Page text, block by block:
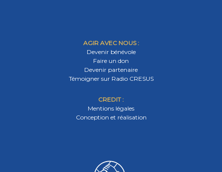
AGIR AVEC NOUS :
Devenir bénévole
Faire un don
Devenir partenaire
Témoigner sur Radio CRESUS
CREDIT :
Mentions légales
Conception et réalisation